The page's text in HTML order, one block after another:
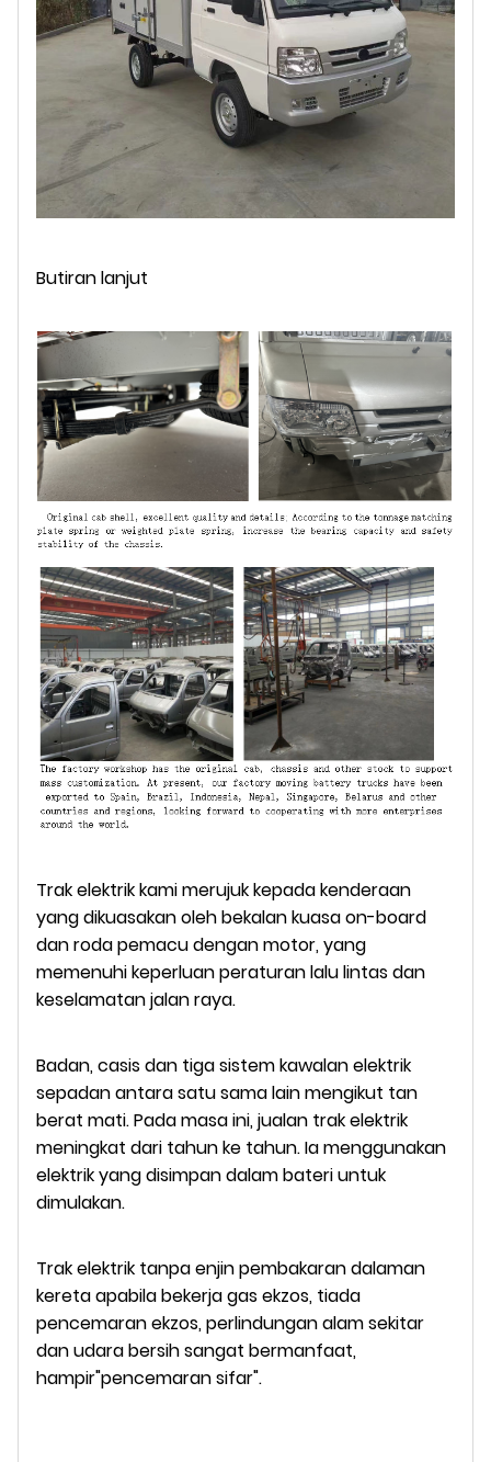
Butiran lanjut
Trak elektrik kami merujuk kepada kenderaan
yang dikuasakan oleh bekalan kuasa on-board
dan roda pemacu dengan motor, yang
memenuhi keperluan peraturan lalu lintas dan
keselamatan jalan raya.
Badan, casis dan tiga sistem kawalan elektrik
sepadan antara satu sama lain mengikut tan
berat mati. Pada masa ini, jualan trak elektrik
meningkat dari tahun ke tahun. Ia menggunakan
elektrik yang disimpan dalam bateri untuk
dimulakan.
Trak elektrik tanpa enjin pembakaran dalaman
kereta apabila bekerja gas ekzos, tiada
pencemaran ekzos, perlindungan alam sekitar
dan udara bersih sangat bermanfaat,
hampir"pencemaran sifar".